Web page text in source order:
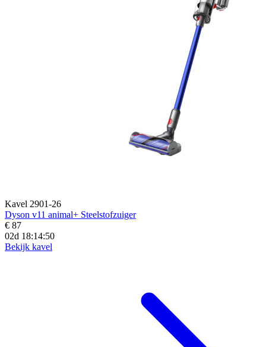
Kavel 2901-26
Dyson v11 animal+ Steelstofzuiger
€ 87
02d 18:14:48
Bekijk kavel